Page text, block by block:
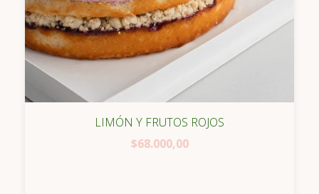
LIMÓN Y FRUTOS ROJOS
$68.000,00